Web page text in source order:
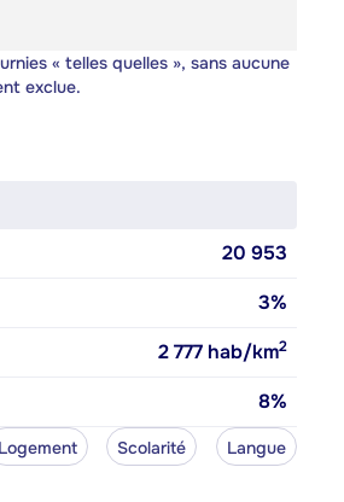
« telles quelles », sans aucune
exclue.
20 953
3%
2 777 hab/km2
8%
Logement Scolarité Langue